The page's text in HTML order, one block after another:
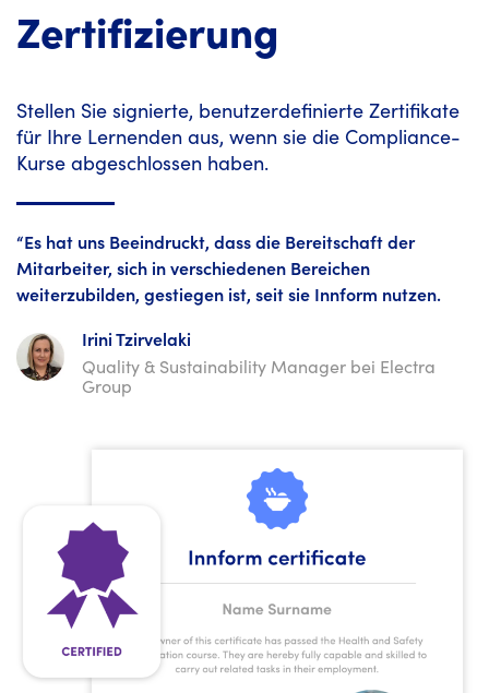
Zertifizierung
Stellen Sie signierte, benutzerdefinierte Zertifikate
für Ihre Lernenden aus, wenn sie die Compliance-
Kurse abgeschlossen haben.
“Es hat uns Beeindruckt, dass die Bereitschaft der
Mitarbeiter, sich in verschiedenen Bereichen
weiterzubilden, gestiegen ist, seit sie Innform nutzen.
Irini Tzirvelaki
Quality & Sustainability Manager bei Electra
Group